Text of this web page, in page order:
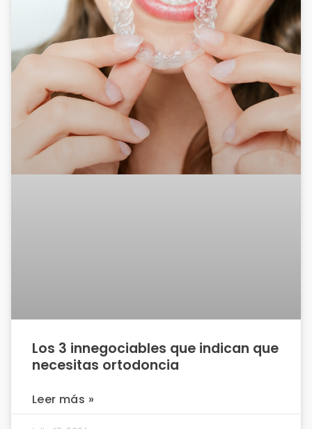
Los 3 innegociables que indican que
necesitas ortodoncia
Leer más »